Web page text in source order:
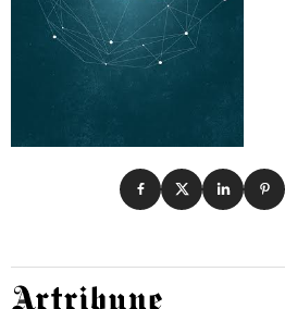
Condividi su
Condividi su X
Condividi
Artribune